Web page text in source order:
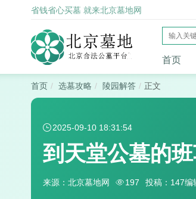
省钱省心买墓 就来北京墓地网
首页
首页 选墓攻略 陵园解答 正文
2025-09-10 18:31:54
到天堂公墓的
来源：北京墓地网 197 投稿：147编